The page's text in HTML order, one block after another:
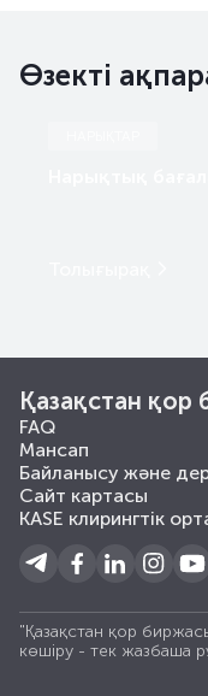
KFUSb115
KFUSb116
Өзекті
Қазақстан қор
FAQ
Мансап
Байланысу және
Сайт картасы
KASE клирингтік
"Қазақстан қор
көшiру - тек жазбаша